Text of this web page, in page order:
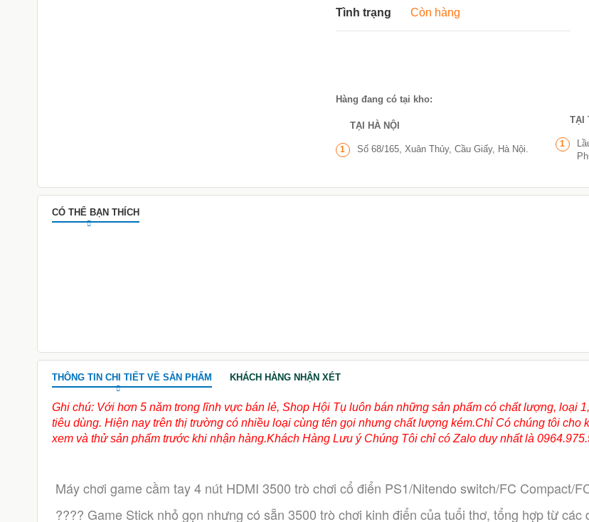
Tình trạng
Còn hàng
Hàng đang có tại kho:
TẠI HÀ NỘI
1 Số 68/165, Xuân Thủy, Cầu Giấy, Hà Nội.
TẠI
1
CÓ THỂ BẠN THÍCH
THÔNG TIN CHI TIẾT VỀ SẢN PHẨM KHÁCH HÀNG NHẬN XÉT
Ghi chú: Với hơn 5 năm trong lĩnh vực bán lẻ, Shop Hội Tụ luôn bán những sản phẩm có chất lượng, loại
tiêu dùng. Hiện nay trên thị trường có nhiều loại cùng tên gọi nhưng chất lượng kém.Chỉ Có chúng tôi cho
xem và thử sản phẩm trước khi nhận hàng.Khách Hàng Lưu ý Chúng Tôi chỉ có Zalo duy nhất là
Máy chơi game cầm tay 4 nút HDMI 3500 trò chơi cổ điển PS1/Nitendo switch/FC Compact/